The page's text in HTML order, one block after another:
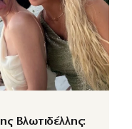
Βλωτιδέλλης: